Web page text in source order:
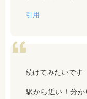
引用
続けてみたいです
駅から近い！分か